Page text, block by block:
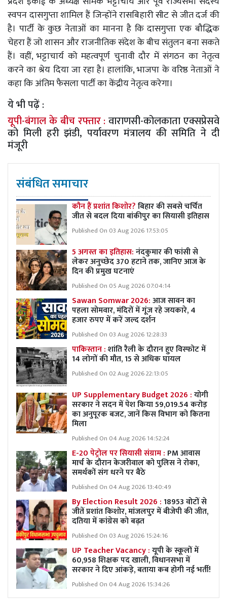
स्वपन दासगुप्ता शामिल हैं जिन्होंने रासबिहारी सीट से जीत दर्ज की
है। पार्टी के कुछ नेताओं का मानना है कि दासगुप्ता एक बौद्धिक
चेहरा हैं जो शासन और राजनीतिक संदेश के बीच संतुलन बना सकते
हैं। वहीं, भट्टाचार्य को महत्वपूर्ण चुनावी दौर में संगठन का नेतृत्व
करने का श्रेय दिया जा रहा है। हालांकि, भाजपा के वरिष्ठ नेताओं ने
कहा कि अंतिम फैसला पार्टी का केंद्रीय नेतृत्व करेगा।
ये भी पढ़ें :
यूपी-बंगाल के बीच रफ्तार :वाराणसी-कोलकाता एक्सप्रेसवे
को मिली हरी झंडी, पर्यावरण मंत्रालय की समिति ने दी
मंजूरी
संबंधित समाचार
कौन हैं प्रशांत किशोर?बिहार की सबसे चर्चित
जीत से बदल दिया बांकीपुर का सियासी इतिहास
Published On 03 Aug 2026 17:53:05
5 अगस्त का इतिहास:नंदकुमार की फांसी से
लेकर अनुच्छेद 370 हटाने तक, जानिए आज के
दिन की प्रमुख घटनाएं
Published On 05 Aug 2026 07:04:14
Sawan Somwar 2026:आज सावन का
पहला सोमवार, मंदिरों में गूंज रहे जयकारे, 4
हजार रुपए में करें जल्द दर्शन
Published On 03 Aug 2026 12:28:33
पाकिस्तान :शांति रैली के दौरान हुए विस्फोट में
14 लोगों की मौत, 15 से अधिक घायल
Published On 02 Aug 2026 22:13:05
UP Supplementary Budget 2026 :योगी
सरकार ने सदन में पेश किया 59,019.54 करोड़
का अनुपूरक बजट, जानें किस विभाग को कितना
मिला
Published On 04 Aug 2026 14:52:24
E-20 पेट्रोल पर सियासी संग्राम : PM आवास
मार्च के दौरान केजरीवाल को पुलिस ने रोका,
समर्थकों संग धरने पर बैठे
Published On 04 Aug 2026 13:40:49
By Election Result 2026 :18953 वोटों से
जीतें प्रशांत किशोर, मांजलपुर में बीजेपी की जीत,
दतिया में कांग्रेस को बढ़त
Published On 03 Aug 2026 15:24:16
UP Teacher Vacancy :यूपी के स्कूलों में
60,958 शिक्षक पद खाली, विधानसभा में
सरकार ने दिए आंकड़े, बताया कब होगी नई भर्ती!
Published On 04 Aug 2026 15:34:26